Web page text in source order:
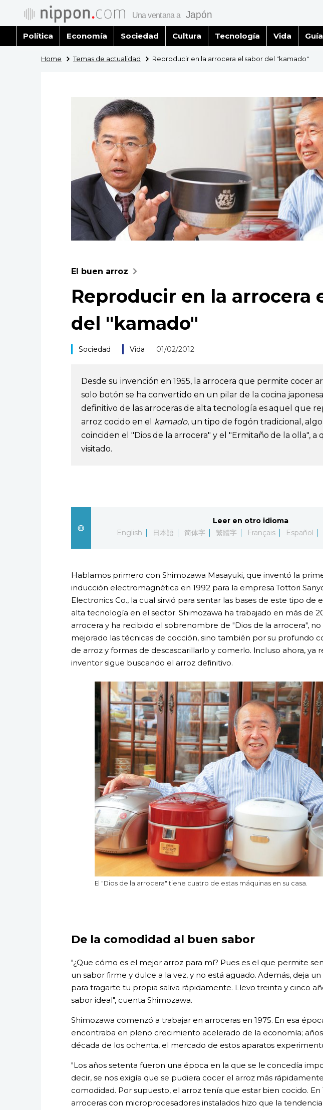
Política Economía Sociedad Cultura Tecnología Vida
Home Temas de actualidad Reproducir en la arrocera el sabor del "kamado"
El buen arroz
Reproducir en la arrocera
del "kamado"
Sociedad Vida 01/02/2012
Desde su invención en 1955, la arrocera que permite cocer
solo botón se ha convertido en un pilar de la cocina
definitivo de las arroceras de alta tecnología es aquel que
arroz cocido en el kamado, un tipo de fogón tradicional,
coinciden el "Dios de la arrocera" y el "Ermitaño de la olla", a
visitado.
Leer en otro idioma
English
日本語 简体字 繁體字 Français Español
Hablamos primero con Shimozawa Masayuki, que inventó la
inducción electromagnética en 1992 para la empresa Tottori
Electronics Co., la cual sirvió para sentar las bases de este tipo
alta tecnología en el sector. Shimozawa ha trabajado en más de
arrocera y ha recibido el sobrenombre de "Dios de la arrocera",
mejorado las técnicas de cocción, sino también por su profundo
de arroz y formas de descascarillarlo y comerlo. Incluso ahora, ya
inventor sigue buscando el arroz definitivo.
El "Dios de la arrocera" tiene cuatro de estas máquinas en su casa.
De la comodidad al buen sabor
"¿Que cómo es el mejor arroz para mí? Pues es el que permite
un sabor firme y dulce a la vez, y no está aguado. Además, deja
para tragarte tu propia saliva rápidamente. Llevo treinta y cinco
sabor ideal", cuenta Shimozawa.
Shimozawa comenzó a trabajar en arroceras en 1975. En esa
encontraba en pleno crecimiento acelerado de la economía;
década de los ochenta, el mercado de estos aparatos
"Los años setenta fueron una época en la que se le concedía
decir, se nos exigía que se pudiera cocer el arroz más
comodidad. Por supuesto, el arroz tenía que estar bien cocido. En
arroceras con microprocesadores instalados hizo que la